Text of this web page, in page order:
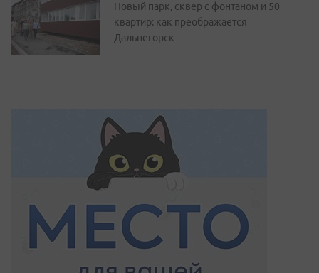
Новый парк, сквер с фонтаном и 50
квартир: как преображается
Дальнегорск